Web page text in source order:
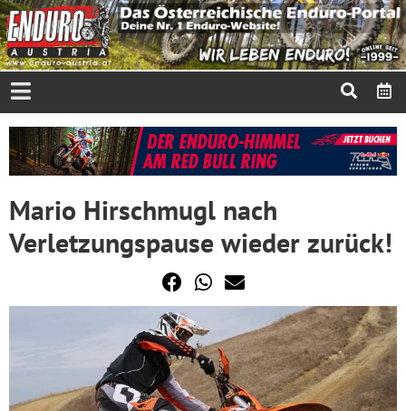
Mario Hirschmugl nach
Verletzungspause wieder zurück!